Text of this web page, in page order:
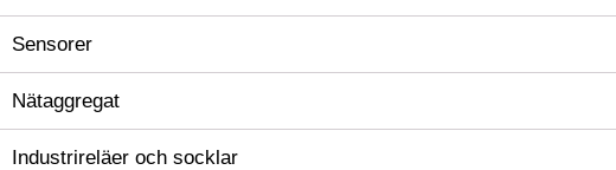
Sensorer
Nätaggregat
Industrireläer och socklar